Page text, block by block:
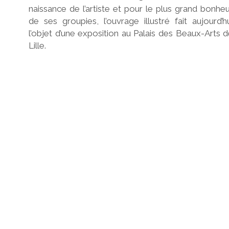
naissance de l’artiste et pour le plus grand
de ses groupies, l’ouvrage illustré fait
l’objet d’une exposition au Palais des Beaux-Arts
Lille.